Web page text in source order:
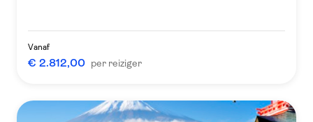
Vanaf
€ 2.812,00 per reiziger